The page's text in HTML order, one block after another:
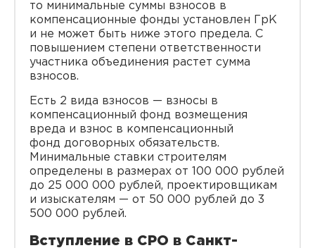
то минимальные суммы взносов в
компенсационные фонды установлен ГрК
и не может быть ниже этого предела. С
повышением степени ответственности
участника объединения растет сумма
взносов.
Есть 2 вида взносов — взносы в
компенсационный фонд возмещения
вреда и взнос в компенсационный
фонд договорных обязательств.
Минимальные ставки строителям
определены в размерах от 100 000 рублей
до 25 000 000 рублей, проектировщикам
и изыскателям — от 50 000 рублей до 3
500 000 рублей.
Вступление в СРО в Санкт-